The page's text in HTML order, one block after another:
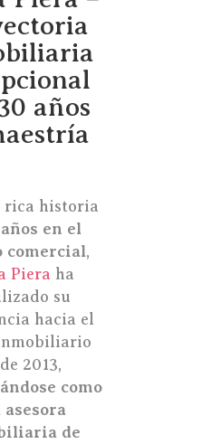
años
rica historia
en el
comercial,
Piera ha
su
hacia el
2013,
como
asesora
de